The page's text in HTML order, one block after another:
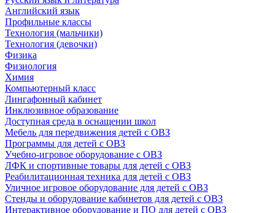
Английский язык
Профильные классы
Технология (мальчики)
Технология (девочки)
Физика
Физиология
Химия
Компьютерный класс
Лингафонный кабинет
Инклюзивное образование
Доступная среда в оснащении школ
Мебель для передвижения детей с ОВЗ
Программы для детей с ОВЗ
Учебно-игровое оборудование с ОВЗ
ЛФК и спортивные товары для детей с ОВЗ
Реабилитационная техника для детей с ОВЗ
Уличное игровое оборудование для детей с ОВЗ
Стенды и оборудование кабинетов для детей с ОВЗ
Интерактивное оборудование и ПО для детей с ОВЗ